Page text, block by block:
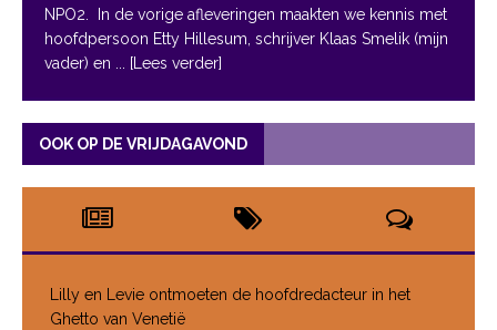
NPO2. In de vorige afleveringen maakten we kennis met
hoofdpersoon Etty Hillesum, schrijver Klaas Smelik (mijn
vader) en
... [Lees verder]
OOK OP DE VRIJDAGAVOND
Lilly en Levie ontmoeten de hoofdredacteur in het
Ghetto van Venetië